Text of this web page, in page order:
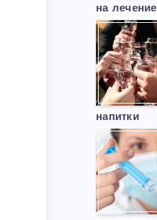
на лечение
напитки